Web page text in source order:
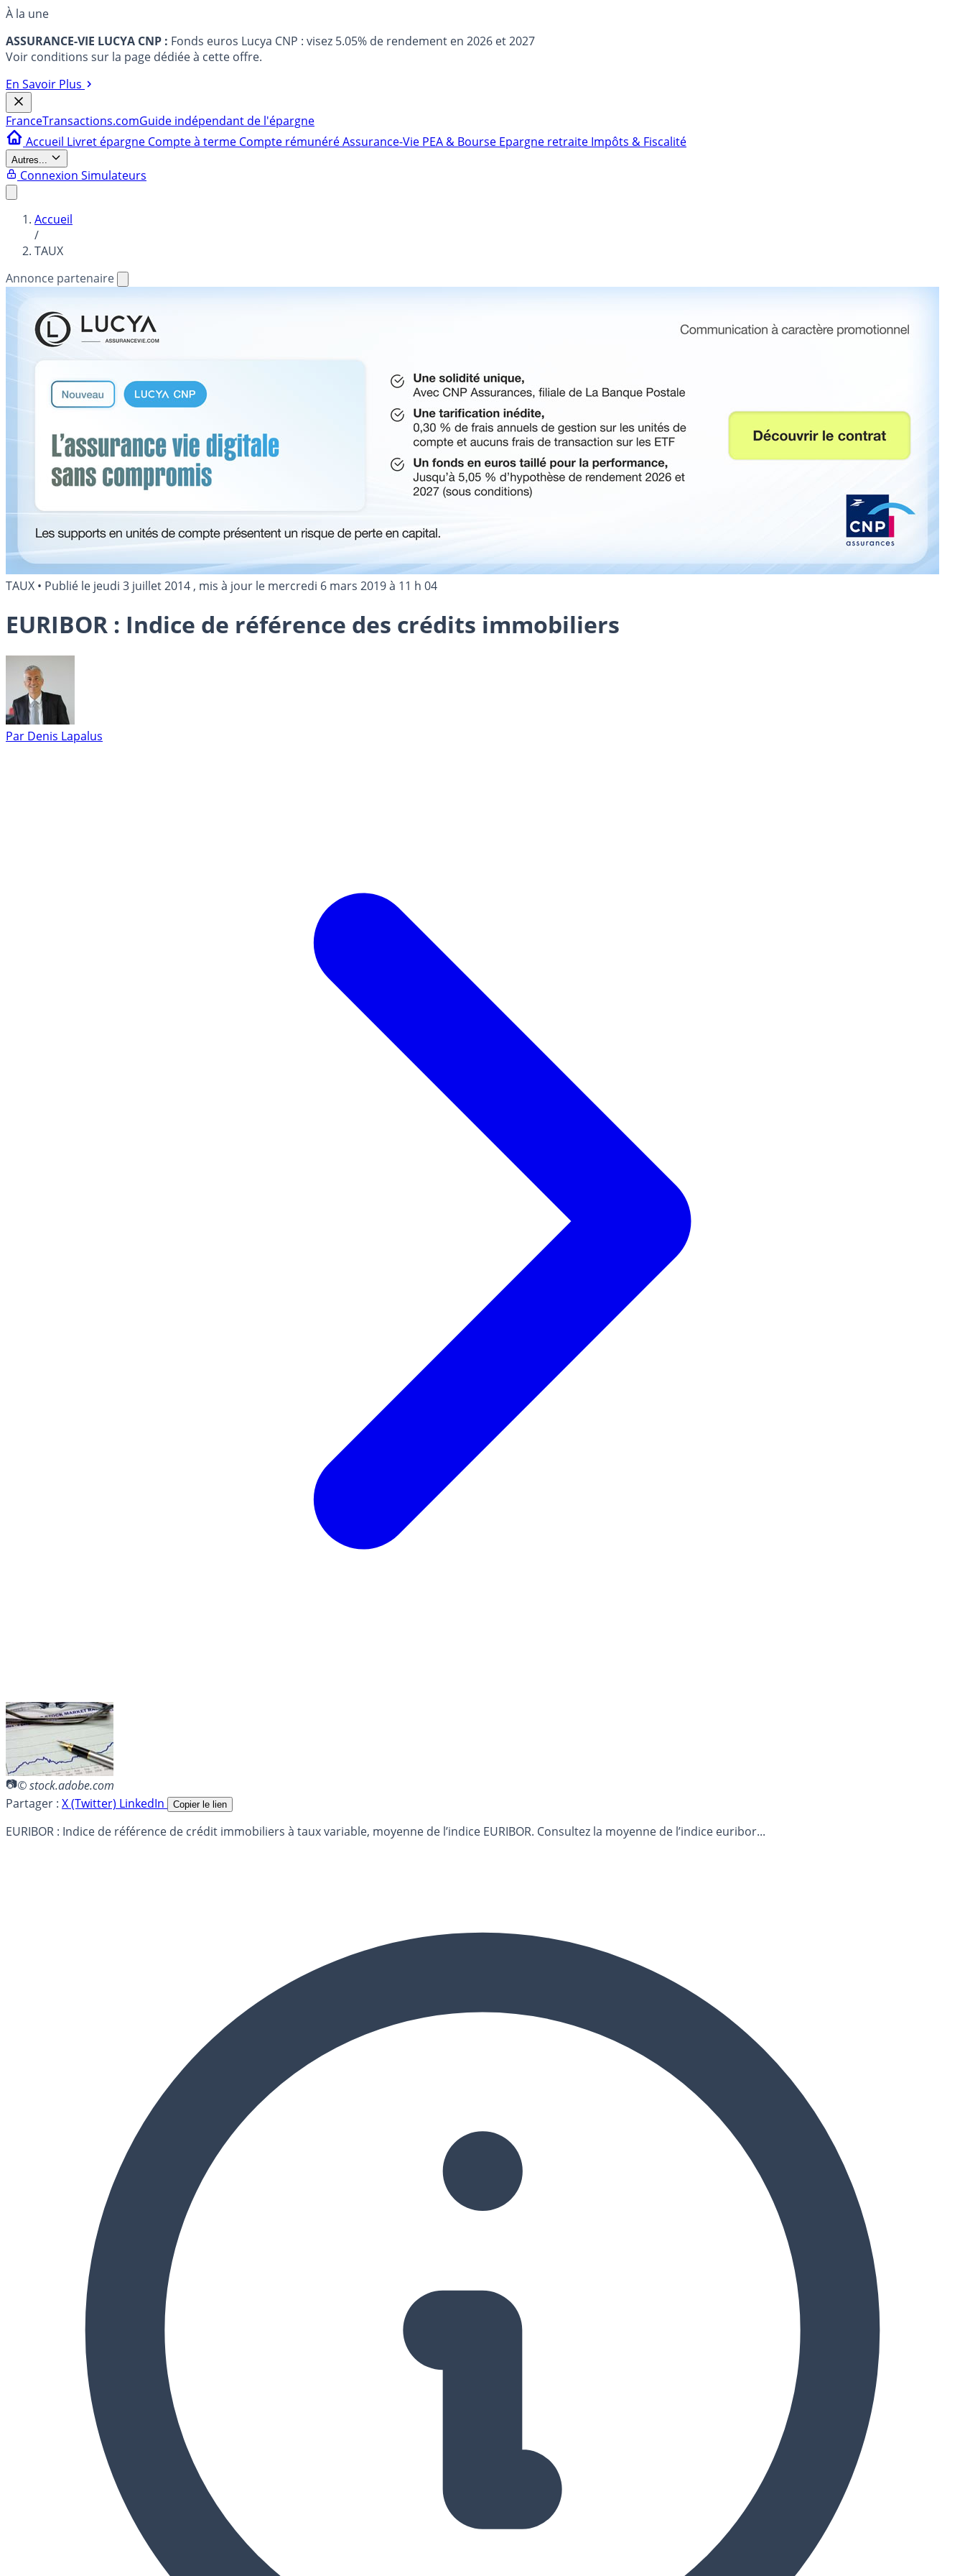
À la une
ASSURANCE-VIE LUCYA CNP : Fonds euros Lucya CNP : visez 5.05% de rendement en 2026 et 2027
Voir conditions sur la page dédiée à cette offre.
En Savoir Plus
FranceTransactions.comGuide indépendant de l'épargne
Accueil Livret épargne Compte à terme Compte rémunéréAssurance-Vie PEA & Bourse Epargne retraite Impôts & Fiscalité
Autres...
Connexion Simulateurs
Accueil
/
TAUX
Annonce partenaire
TAUX • Publié le jeudi 3 juillet 2014 , mis à jour le mercredi 6 mars 2019 à 11 h 04
EURIBOR : Indice de référence des crédits immobiliers
Par Denis Lapalus
© stock.adobe.com
Partager : X (Twitter) LinkedIn Copier le lien
EURIBOR : Indice de référence de crédit immobiliers à taux variable, moyenne de l’indice EURIBOR. Consultez la moyenne de l’indice euribor...